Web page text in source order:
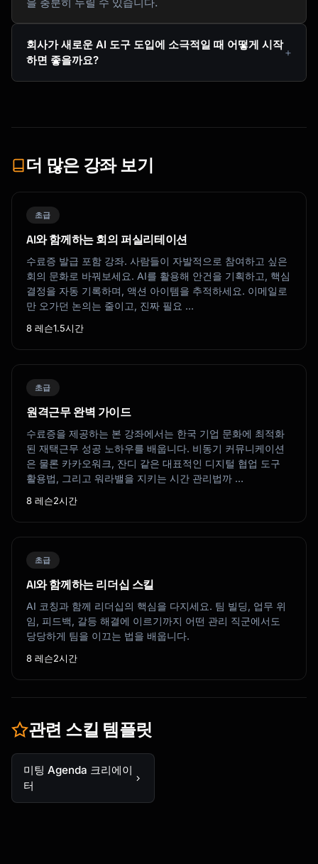
회사가 새로운 AI 도구 도입에 소극적일 때 어떻게 시작
하면 좋을까요?
더 많은 강좌 보기
초급
AI와 함께하는 회의 퍼실리테이션
수료증 발급 포함 강좌. 사람들이 자발적으로 참여하고 싶은
회의 문화로 바꿔보세요. AI를 활용해 안건을 기획하고, 핵심
결정을 자동 기록하며, 액션 아이템을 추적하세요. 이메일로
만 오가던 논의는 줄이고, 진짜 필요 …
8 레슨1.5시간
초급
원격근무 완벽 가이드
수료증을 제공하는 본 강좌에서는 한국 기업 문화에 최적화
된 재택근무 성공 노하우를 배웁니다. 비동기 커뮤니케이션
은 물론 카카오워크, 잔디 같은 대표적인 디지털 협업 도구
활용법, 그리고 워라밸을 지키는 시간 관리법까 …
8 레슨2시간
초급
AI와 함께하는 리더십 스킬
AI 코칭과 함께 리더십의 핵심을 다지세요. 팀 빌딩, 업무 위
임, 피드백, 갈등 해결에 이르기까지 어떤 관리 직군에서도
당당하게 팀을 이끄는 법을 배웁니다.
8 레슨2시간
관련 스킬 템플릿
미팅 Agenda 크리에이
터